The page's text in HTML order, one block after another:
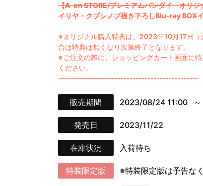
【A-on STORE/プレミアムバンダイ オリジ
イリヤ・クブシノブ描き下ろしBlu-ray BOX
※オリジナル購入特典は、2023年10月17日
合は特典は無くなり次第終了となります。
※ご注文の際に、ショッピングカート画面に
ください。
-----------------------------------------------
販売期間 2023/08/24 11:00
発売日 2023/11/22
在庫状況 入荷待ち
特装限定版 ※特装限定版は予告な